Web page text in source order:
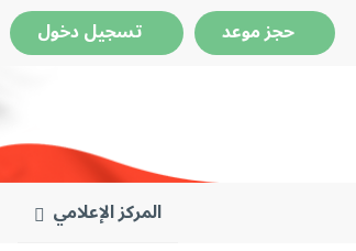
حجز موعد تسجيل دخول
المركز الإعلامي